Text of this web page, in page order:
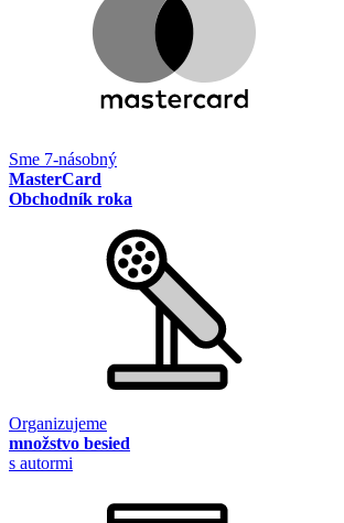
Sme 7-násobný
MasterCard
Obchodník roka
Organizujeme
množstvo besied
s autormi